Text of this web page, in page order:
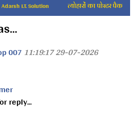
Adarsh I.T. Solution त्योहारों का पोस्टर पैक
00711:19:17 29-07-2026
reply...